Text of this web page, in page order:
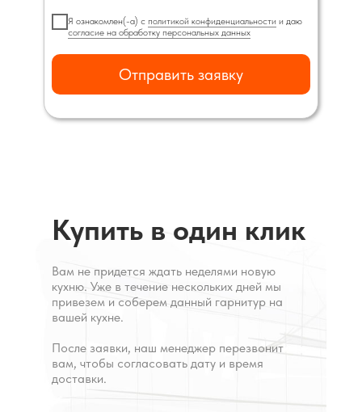
Я ознакомлен(-а) с политикой конфиденциальности и даю
согласие на обработку персональных данных
Отправить заявку
Вам не придется ждать неделями новую
кухню. Уже в течение нескольких дней мы
привезем и соберем данный гарнитур на
вашей кухне.
После заявки, наш менеджер перезвонит
вам, чтобы согласовать дату и время
доставки.
Купить в один клик